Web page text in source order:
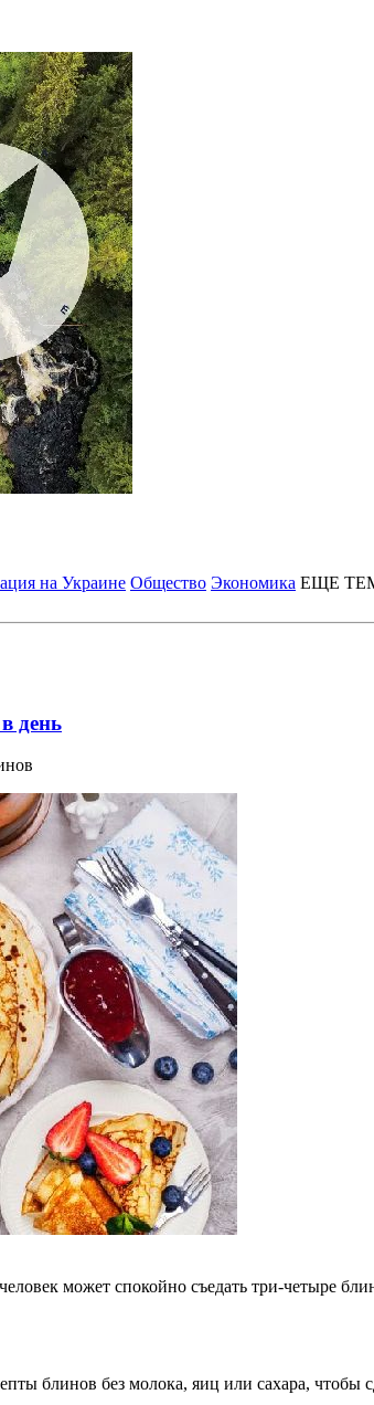
на Украине Общество Экономика ЕЩЕ
день
может спокойно съедать три-четыре
блинов без молока, яиц или сахара, чтобы